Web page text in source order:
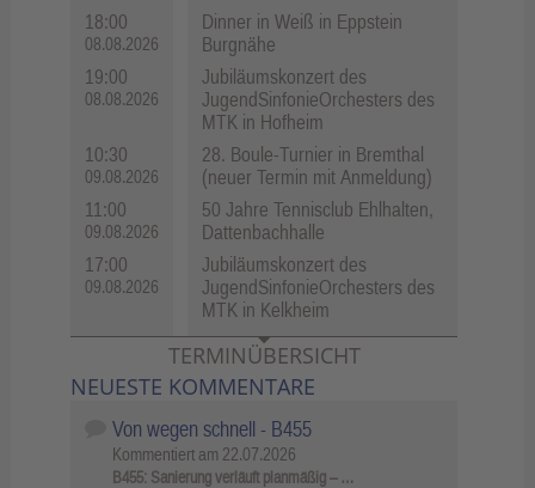
18:00
08.08.2026
Dinner in Weiß in Eppstein
Burgnähe
19:00
08.08.2026
Jubiläumskonzert des
JugendSinfonieOrchesters des
MTK in Hofheim
10:30
09.08.2026
28. Boule-Turnier in Bremthal
(neuer Termin mit Anmeldung)
11:00
09.08.2026
50 Jahre Tennisclub Ehlhalten,
Dattenbachhalle
17:00
09.08.2026
Jubiläumskonzert des
JugendSinfonieOrchesters des
MTK in Kelkheim
TERMINÜBERSICHT
NEUESTE KOMMENTARE
Von wegen schnell - B455
Kommentiert am 22.07.2026
B455: Sanierung verläuft planmäßig – …